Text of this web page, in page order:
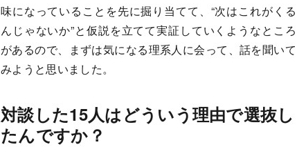
味になっていることを先に掘り当てて、“次はこれがくる
んじゃないか”と仮説を立てて実証していくようなところ
があるので、まずは気になる理系人に会って、話を聞いて
みようと思いました。
対談した15人はどういう理由で選抜し
たんですか？